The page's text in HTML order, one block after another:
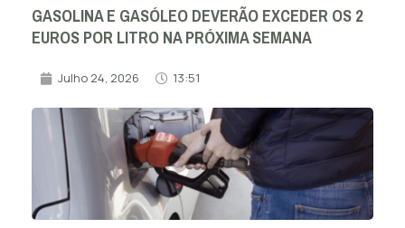
GASOLINA E GASÓLEO DEVERÃO EXCEDER OS 2
EUROS POR LITRO NA PRÓXIMA SEMANA
Julho 24, 2026 13:51